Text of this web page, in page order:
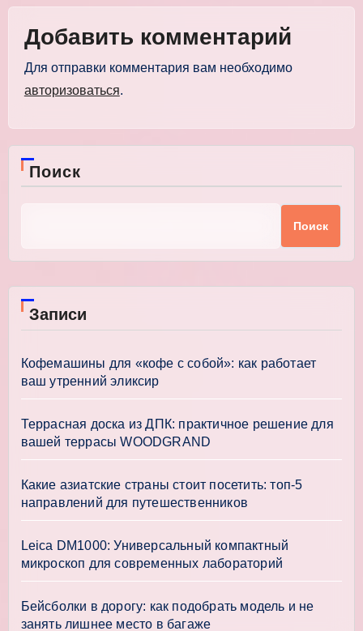
Добавить комментарий
Для отправки комментария вам необходимо
авторизоваться.
Поиск
Поиск
Записи
Кофемашины для «кофе с собой»: как работает
ваш утренний эликсир
Террасная доска из ДПК: практичное решение для
вашей террасы WOODGRAND
Какие азиатские страны стоит посетить: топ-5
направлений для путешественников
Leica DM1000: Универсальный компактный
микроскоп для современных лабораторий
Бейсболки в дорогу: как подобрать модель и не
занять лишнее место в багаже